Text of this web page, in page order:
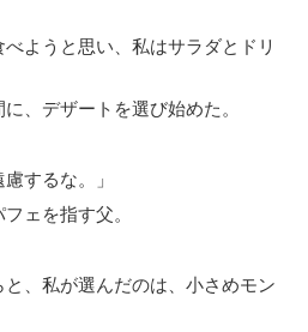
ようと思い、私はサラダとドリ
、デザートを選び始めた。
するな。」
ェを指す父。
、私が選んだのは、小さめモン